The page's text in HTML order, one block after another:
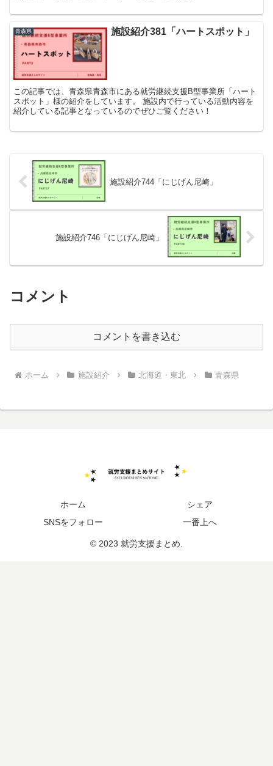
青森県 施設紹介381「ハートスポット」
この記事では、青森県青森市にある就労継続支援B型事業所「ハート
スポット」様の紹介をしています。 施設内で行っている活動内容を
紹介している記事となっているのでぜひご覧ください！
施設紹介744「にじげん尼崎」
施設紹介746「にじげん尼崎」
コメント
コメントを書き込む
ホーム 施設紹介 北海道・東北 青森県
ホーム
シェア
SNSをフォロー
一番上へ
© 2023 就労支援まとめ.